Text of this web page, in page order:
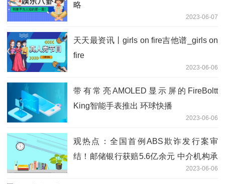
略
2023-06-07
天天最资讯丨girls on fire吉他谱_girls on
fire
2023-06-06
带有常亮AMOLED显示屏的FireBoltt
King智能手表推出 环球快播
2023-06-06
观热点：全国首例ABS欺诈发行案审
结！邮储银行获赔5.6亿余元 中介机构承
2023-06-06